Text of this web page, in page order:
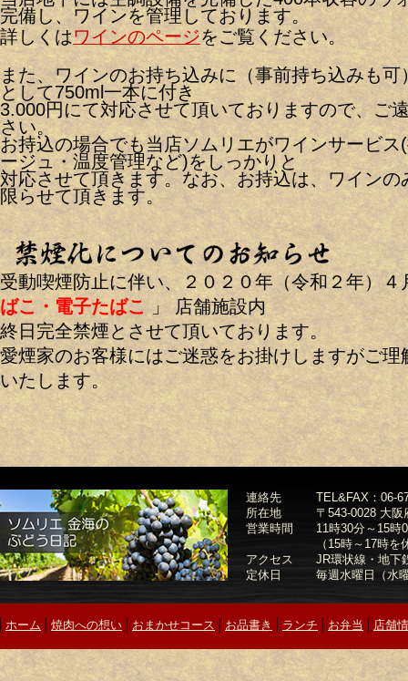
完備し、ワインを管理しております。
詳しくはワインのページをご覧ください。
また、ワインのお持ち込みに（事前持ち込みも
として750ml一本に付き
3.000円にて対応させて頂いておりますので、ご
さい。
お持込の場合でも当店ソムリエがワインサービ
ージュ・温度管理など)をしっかりと
対応させて頂きます。なお、お持込は、ワインの
限らせて頂きます。
受動喫煙防止に伴い、２０２０年（令和２年）
ばこ・電子たばこ 」 店舗施設内
終日完全禁煙とさせて頂いております。
愛煙家のお客様にはご迷惑をお掛けしますがご理
いたします。
連絡先
TEL&FAX：06-
所在地
〒543-0028 大阪
営業時間
11時30分～15時
（15時～17時
アクセス
定休日
JR環状線・地下
毎週水曜日（水
ホーム 焼肉への想い おまかせコース お品書き ランチ お弁当 店舗